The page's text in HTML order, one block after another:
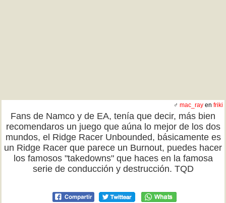
♂ mac_ray en friki
Fans de Namco y de EA, tenía que decir, más bien
recomendaros un juego que aúna lo mejor de los dos
mundos, el Ridge Racer Unbounded, básicamente es
un Ridge Racer que parece un Burnout, puedes hacer
los famosos "takedowns" que haces en la famosa
serie de conducción y destrucción. TQD